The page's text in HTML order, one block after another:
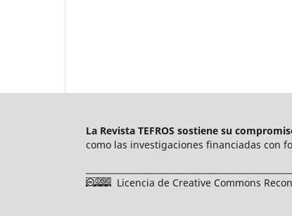
La Revista TEFROS sostiene su
como las investigaciones financiadas con
Licencia de Creative Commons